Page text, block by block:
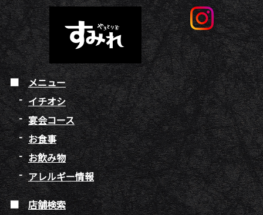
メニュー
イチオシ
宴会コース
お食事
お飲み物
アレルギー情報
店舗検索